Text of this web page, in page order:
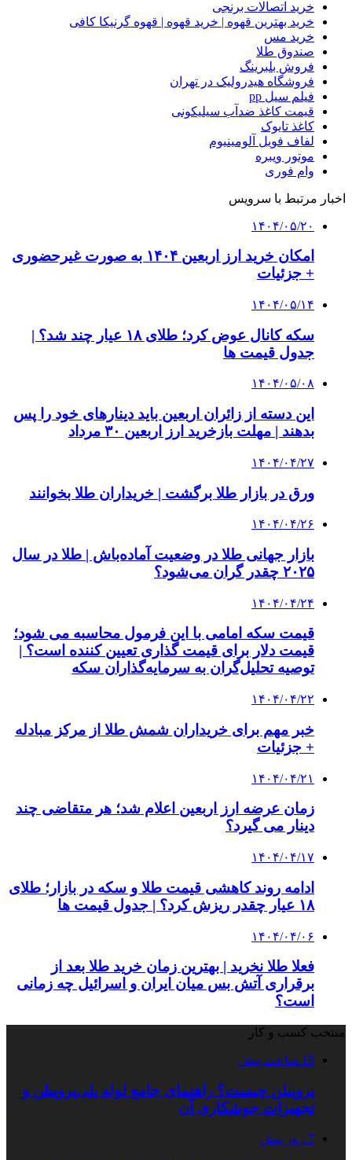
خرید اتصالات برنجی
خرید بهترین قهوه | خرید قهوه | قهوه گرنیکا کافی
خرید مس
صندوق طلا
فروش بلبرینگ
فروشگاه هیدرولیک در تهران
فیلم سیل pp
قیمت کاغذ ضدآب سیلیکونی
کاغذ تایوک
لفاف فویل آلومینیوم
موتور ویبره
وام فوری
اخبار مرتبط با سرویس
۱۴۰۴/۰۵/۲۰
امکان خرید ارز اربعین ۱۴۰۴ به صورت غیرحضوری
+ جزئیات
۱۴۰۴/۰۵/۱۴
سکه کانال عوض کرد؛ طلای ۱۸ عیار چند شد؟ |
جدول قیمت ها
۱۴۰۴/۰۵/۰۸
این دسته از زائران اربعین باید دینارهای خود را پس
بدهند | مهلت بازخرید ارز اربعین ۳۰ مرداد
۱۴۰۴/۰۴/۲۷
ورق در بازار طلا برگشت | خریداران طلا بخوانند
۱۴۰۴/۰۴/۲۶
بازار جهانی طلا در وضعیت آماده‌باش | طلا در سال
۲۰۲۵ چقدر گران می‌شود؟
۱۴۰۴/۰۴/۲۴
قیمت سکه امامی با این فرمول محاسبه می شود؛
قیمت دلار برای قیمت گذاری تعیین کننده است؟ |
توصیه تحلیل‌گران به سرمایه‌گذاران سکه
۱۴۰۴/۰۴/۲۲
خبر مهم برای خریداران شمش طلا از مرکز مبادله
+ جزئیات
۱۴۰۴/۰۴/۲۱
زمان عرضه ارز اربعین اعلام شد؛ هر متقاضی چند
دینار می گیرد؟
۱۴۰۴/۰۴/۱۷
ادامه روند کاهشی قیمت طلا و سکه در بازار؛ طلای
۱۸ عیار چقدر ریزش کرد؟ | جدول قیمت ها
۱۴۰۴/۰۴/۰۶
فعلا طلا نخرید | بهترین زمان خرید طلا بعد از
برقراری آتش بس میان ایران و اسرائیل چه زمانی
است؟
منتخب کسب و کار
15 ساعت پیش
پروپیلن چیست؟ راهنمای جامع لوله پلی‌پروپیلن و
تجهیزات جوشکاری آن
7 روز پیش